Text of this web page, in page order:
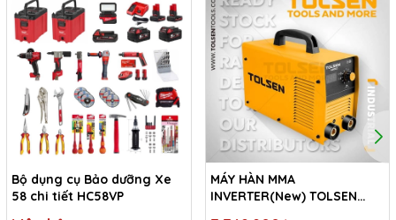
Bộ dụng cụ Bảo dưỡng Xe
58 chi tiết HC58VP
MÁY HÀN MMA
INVERTER(New) TOLSEN